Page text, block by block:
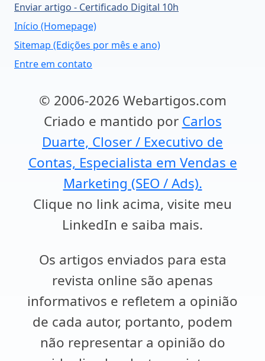
Enviar artigo - Certificado Digital 10h
Início (Homepage)
Sitemap (Edições por mês e ano)
Entre em contato
© 2006-2026 Webartigos.com
Criado e mantido por Carlos
Duarte, Closer / Executivo de
Contas, Especialista em Vendas e
Marketing (SEO / Ads).
Clique no link acima, visite meu
LinkedIn e saiba mais.
Os artigos enviados para esta
revista online são apenas
informativos e refletem a opinião
de cada autor, portanto, podem
não representar a opinião do